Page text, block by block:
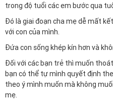
trong độ tuổi các em bước qua
Đó là giai đoạn cha mẹ dễ mất
với con của mình.
Đứa con sống khép kín hơn và
Đối với các bạn trẻ thì muốn
bạn có thể tự mình quyết định
theo ý mình muốn mà không
mẹ.